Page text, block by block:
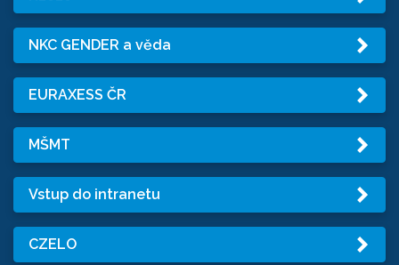
NKC GENDER a věda
EURAXESS ČR
MŠMT
Vstup do intranetu
CZELO